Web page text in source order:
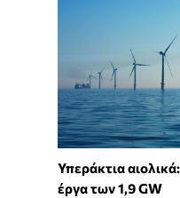
Υπεράκτια
έργα των 1,9 GW